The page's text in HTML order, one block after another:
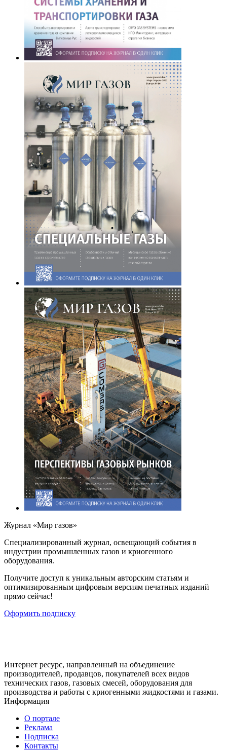
Журнал «Мир газов»
Cпециализированный журнал, освещающий события в
индустрии промышленных газов и криогенного
оборудования.
Получите доступ к уникальным авторским статьям и
оптимизированным цифровым версиям печатных изданий
прямо сейчас!
Оформить подписку
Интернет ресурс, направленный на объединение
производителей, продавцов, покупателей всех видов
технических газов, газовых смесей, оборудования для
производства и работы с криогенными жидкостями и газами.
Информация
О портале
Реклама
Подписка
Контакты